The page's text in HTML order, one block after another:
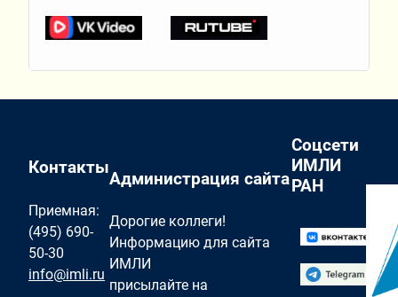
Контакты
Приемная:
(495) 690-
50-30
info@imli.ru
Администрация сайта
Дорогие коллеги!
Информацию для сайта
ИМЛИ
присылайте на
Соцсети
ИМЛИ
РАН